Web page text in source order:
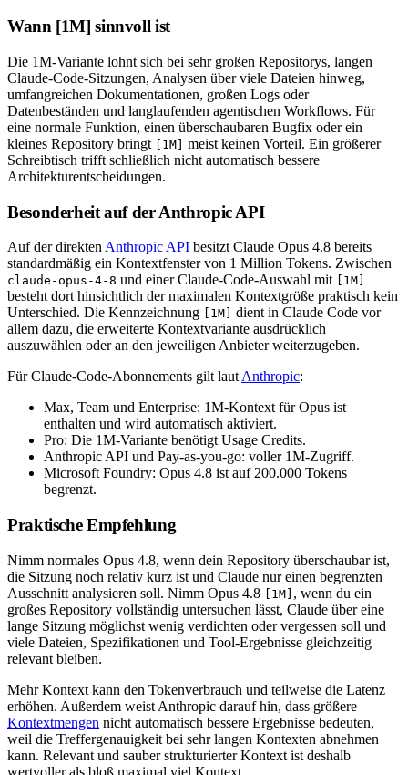
Wann [1M] sinnvoll ist
Die 1M-Variante lohnt sich bei sehr großen Repositorys, langen
Claude-Code-Sitzungen, Analysen über viele Dateien hinweg,
umfangreichen Dokumentationen, großen Logs oder
Datenbeständen und langlaufenden agentischen Workflows. Für
eine normale Funktion, einen überschaubaren Bugfix oder ein
kleines Repository bringt
[1M]
meist keinen Vorteil. Ein größerer
Schreibtisch trifft schließlich nicht automatisch bessere
Architekturentscheidungen.
Besonderheit auf der Anthropic API
Auf der direkten Anthropic API besitzt Claude Opus 4.8 bereits
standardmäßig ein Kontextfenster von 1 Million Tokens. Zwischen
claude-opus-4-8 und einer Claude-Code-Auswahl mit [1M]
besteht dort hinsichtlich der maximalen Kontextgröße praktisch kein
Unterschied. Die Kennzeichnung
[1M]
dient in Claude Code vor
allem dazu, die erweiterte Kontextvariante ausdrücklich
auszuwählen oder an den jeweiligen Anbieter weiterzugeben.
Für Claude-Code-Abonnements gilt laut Anthropic:
Max, Team und Enterprise: 1M-Kontext für Opus ist
enthalten und wird automatisch aktiviert.
Pro: Die 1M-Variante benötigt Usage Credits.
Anthropic API und Pay-as-you-go: voller 1M-Zugriff.
Microsoft Foundry: Opus 4.8 ist auf 200.000 Tokens
begrenzt.
Praktische Empfehlung
Nimm normales Opus 4.8, wenn dein Repository überschaubar ist,
die Sitzung noch relativ kurz ist und Claude nur einen begrenzten
Ausschnitt analysieren soll. Nimm Opus 4.8 [1M] , wenn du ein
großes Repository vollständig untersuchen lässt, Claude über eine
lange Sitzung möglichst wenig verdichten oder vergessen soll und
viele Dateien, Spezifikationen und Tool-Ergebnisse gleichzeitig
relevant bleiben.
Mehr Kontext kann den Tokenverbrauch und teilweise die Latenz
erhöhen. Außerdem weist Anthropic darauf hin, dass größere
Kontextmengen nicht automatisch bessere Ergebnisse bedeuten,
weil die Treffergenauigkeit bei sehr langen Kontexten abnehmen
kann. Relevant und sauber strukturierter Kontext ist deshalb
wertvoller als bloß maximal viel Kontext.